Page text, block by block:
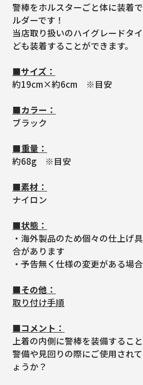
警棒をホルスターごと体に装着
ルダーです！
当店取り扱いのハイグレードタ
ども装着することができます。
■サイズ：
約19cm×約6cm ※目安
■カラー：
ブラック
■重量：
約68g ※目安
■素材：
ナイロン
■状態：
・海外製品のため個々の仕上げ
合があります
・予告無く仕様の変更がある場
■その他：
取り付け手順
■コメント：
上着の内側に警棒を装備するこ
警備や見回りの際にご使用され
ょうか？